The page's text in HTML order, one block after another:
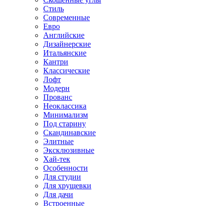
Стиль
Современные
Евро
Английские
Дизайнерские
Итальянские
Кантри
Классические
Лофт
Модерн
Прованс
Неоклассика
Минимализм
Под старину
Скандинавские
Элитные
Эксклюзивные
Хай-тек
Особенности
Для студии
Для хрущевки
Для дачи
Встроенные